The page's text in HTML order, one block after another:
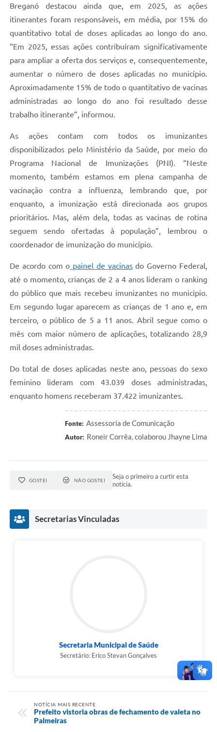
Breganó destacou ainda que, em 2025, as ações
itinerantes foram responsáveis, em média, por 15% do
quantitativo total de doses aplicadas ao longo do ano.
“Em 2025, essas ações contribuíram significativamente
para ampliar a oferta dos serviços e, consequentemente,
aumentar o número de doses aplicadas no município.
Aproximadamente 15% de todo o quantitativo de vacinas
administradas ao longo do ano foi resultado desse
trabalho itinerante”, informou.
As ações contam com todos os imunizantes
disponibilizados pelo Ministério da Saúde, por meio do
Programa Nacional de Imunizações (PNI). “Neste
momento, também estamos em plena campanha de
vacinação contra a influenza, lembrando que, por
enquanto, a imunização está direcionada aos grupos
prioritários. Mas, além dela, todas as vacinas de rotina
seguem sendo ofertadas à população”, lembrou o
coordenador de imunização do município.
De acordo com o painel de vacinasdo Governo Federal,
até o momento, crianças de 2 a 4 anos lideram o ranking
do público que mais recebeu imunizantes no município.
Em segundo lugar aparecem as crianças de 1 ano e, em
terceiro, o público de 5 a 11 anos. Abril segue como o
mês com maior número de aplicações, totalizando 28,9
mil doses administradas.
Do total de doses aplicadas neste ano, pessoas do sexo
feminino lideram com 43.039 doses administradas,
enquanto homens receberam 37.422 imunizantes.
Fonte: Assessoria de Comunicação
Autor: Roneir Corrêa, colaborou Jhayne Lima
GOSTEI NÃO GOSTEI
Seja o primeiro a curtir esta
notícia.
Secretarias Vinculadas
Secretaria Municipal de Saúde
Secretário: Erico Stevan Gonçalves
NOTÍCIA MAIS RECENTE
Prefeito vistoria obras de fechamento de valeta no
Palmeiras